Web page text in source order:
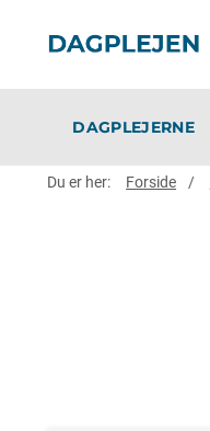
DAGPLEJERNE
Du er her: Forside